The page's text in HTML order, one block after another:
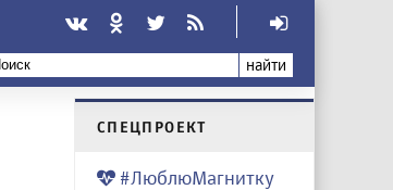
найти
CПЕЦПРОЕКТ
#ЛюблюМагнитку